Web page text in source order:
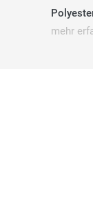
mehr